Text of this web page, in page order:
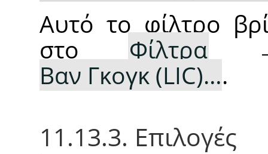
Αυτό το φίλτρο
στο Φίλτρα
Βαν Γκογκ (LIC)….
11.13.3. Επιλογές